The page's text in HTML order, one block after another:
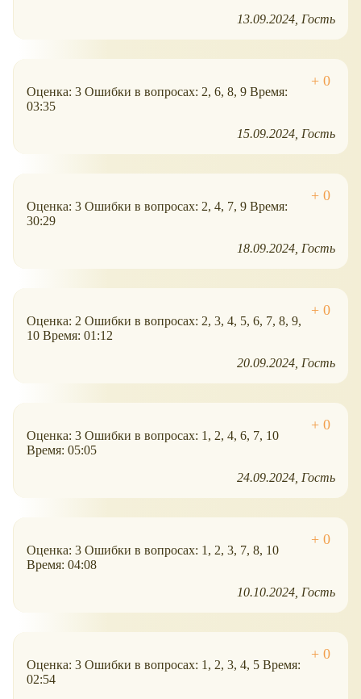
13.09.2024 Гость
Оценка: 3 Ошибки в вопросах: 2, 6, 8, 9 Время:
03:35
15.09.2024 Гость
Оценка: 3 Ошибки в вопросах: 2, 4, 7, 9 Время:
30:29
18.09.2024 Гость
Оценка: 2 Ошибки в вопросах: 2, 3, 4, 5, 6, 7, 8, 9,
10 Время: 01:12
20.09.2024 Гость
Оценка: 3 Ошибки в вопросах: 1, 2, 4, 6, 7, 10
Время: 05:05
24.09.2024 Гость
Оценка: 3 Ошибки в вопросах: 1, 2, 3, 7, 8, 10
Время: 04:08
10.10.2024 Гость
Оценка: 3 Ошибки в вопросах: 1, 2, 3, 4, 5 Время:
02:54